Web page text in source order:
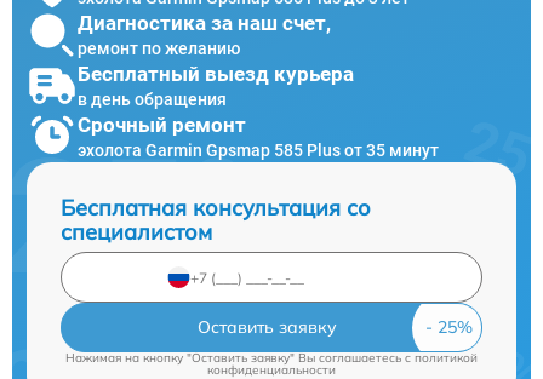
Диагностика за наш счет,
ремонт по желанию
Бесплатный выезд курьера
в день обращения
Срочный ремонт
эхолота Garmin Gpsmap 585 Plus от 35 минут
Бесплатная консультация со
специалистом
Оставить заявку
Нажимая на кнопку "Оставить заявку" Вы соглашаетесь cполитикой
конфиденциальности